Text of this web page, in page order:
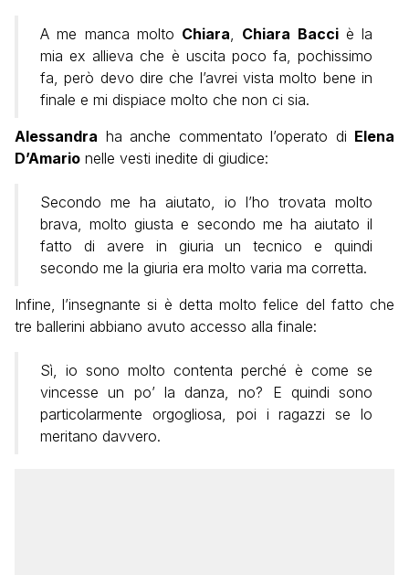
A me manca molto Chiara Chiara Bacciè la
mia ex allieva che è uscita poco fa, pochissimo
fa, però devo dire che l’avrei vista molto bene in
finale e mi dispiace molto che non ci sia.
Alessandra ha anche commentato l’operato di Elena
D’Amario nelle vesti inedite di giudice:
Secondo me ha aiutato, io l’ho trovata molto
brava, molto giusta e secondo me ha aiutato il
fatto di avere in giuria un tecnico e quindi
secondo me la giuria era molto varia ma corretta.
Infine, l’insegnante si è detta molto felice del fatto che
tre ballerini abbiano avuto accesso alla finale:
Sì, io sono molto contenta perché è come se
vincesse un po’ la danza, no? E quindi sono
particolarmente orgogliosa, poi i ragazzi se lo
meritano davvero.